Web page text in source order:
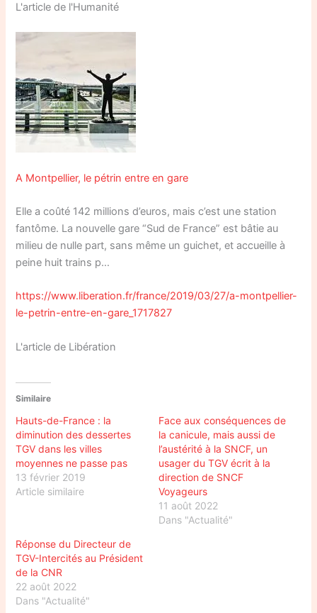
L'article de l'Humanité
A Montpellier, le pétrin entre en gare
Elle a coûté 142 millions d’euros, mais c’est une station
fantôme. La nouvelle gare “Sud de France” est bâtie au
milieu de nulle part, sans même un guichet, et accueille à
peine huit trains p…
https://www.liberation.fr/france/2019/03/27/a-montpellier-
le-petrin-entre-en-gare_1717827
L'article de Libération
Similaire
Hauts-de-France : la
diminution des dessertes
TGV dans les villes
moyennes ne passe pas
13 février 2019
Article similaire
Face aux conséquences de
la canicule, mais aussi de
l’austérité à la SNCF, un
usager du TGV écrit à la
direction de SNCF
Voyageurs
11 août 2022
Dans "Actualité"
Réponse du Directeur de
TGV-Intercités au Président
de la CNR
22 août 2022
Dans "Actualité"